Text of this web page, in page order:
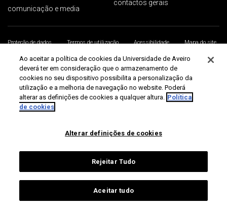
comunicação e media
contactos gerais
Proteção de dados Termos de utilização Acessibilidade
Mapa do site
Universidade de Aveiro 2026
Ao aceitar a política de cookies da Universidade de Aveiro
deverá ter em consideração que o armazenamento de
cookies no seu dispositivo possibilita a personalização da
utilização e a melhoria de navegação no website. Poderá
alterar as definições de cookies a qualquer altura. Política
de cookies
Alterar definições de cookies
Rejeitar Tudo
Aceitar tudo